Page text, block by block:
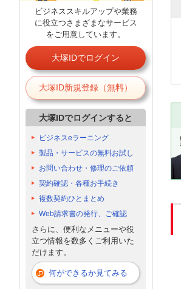
ビジネススキルアップや業務
に役立つさまざまなサービス
をご用意しています。
大塚IDでログイン
大塚ID新規登録（無料）
大塚IDでログインすると
ビジネスeラーニング
製品・サービスの無料お試し
お問い合わせ・修理のご依頼
契約確認・各種お手続き
複数契約ひとまとめ
Web請求書の発行、ご確認
さらに、便利なメニューや役
立つ情報を数多くご利用いた
だけます。
何ができるか見てみる